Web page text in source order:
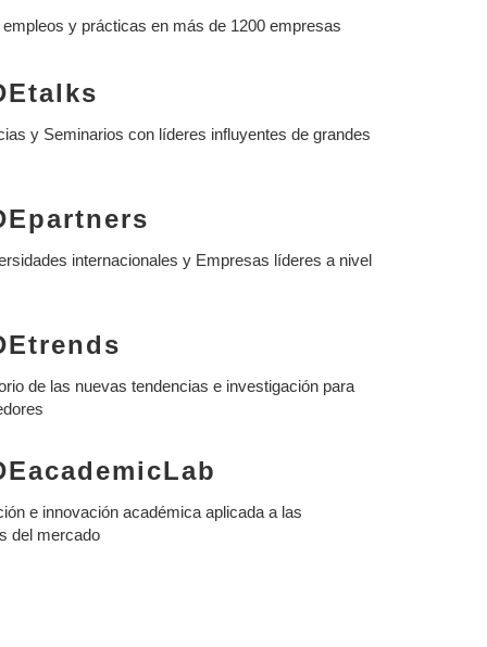
y prácticas en más de 1200 empresas
y Seminarios con líderes influyentes de grandes
internacionales y Empresas líderes a nivel
de las nuevas tendencias e investigación para
e innovación académica aplicada a las
del mercado